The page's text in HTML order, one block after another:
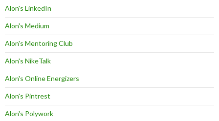
Alon's LinkedIn
Alon's Medium
Alon's Mentoring Club
Alon's NikeTalk
Alon's Online Energizers
Alon's Pintrest
Alon's Polywork